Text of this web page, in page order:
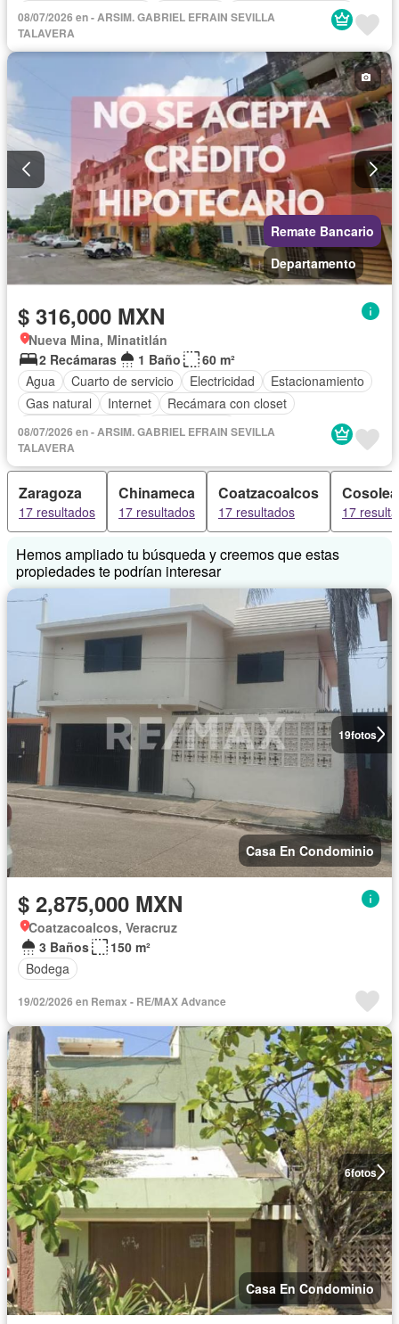
Recámara con closet Seguridad
Televisión por cable
Terraza
08/07/2026 en - ARSIM. GABRIEL EFRAIN SEVILLA
TALAVERA
Remate Bancario
Departamento
$ 316,000 MXN
Nueva Mina, Minatitlán
2 Recámaras
1 Baño
60 m²
Agua
Cuarto de servicio Electricidad
Estacionamiento
Gas natural
Internet
Recámara con closet
Televisión por cable
Sin amueblar
08/07/2026 en - ARSIM. GABRIEL EFRAIN SEVILLA
TALAVERA
Zaragoza
17 resultados
Chinameca
17 resultados
Coatzacoalcos
17 resultados 17
Hemos ampliado tu búsqueda y creemos que estas
propiedades te podrían interesar
19fotos
Casa En Condominio
$ 2,875,000 MXN
Coatzacoalcos, Veracruz
3 Baños
150 m²
Bodega
19/02/2026 en Remax - RE/MAX Advance
6fotos
Casa En Condominio